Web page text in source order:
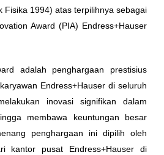
Fisika 1994) atas terpilihnya sebagai
Award (PIA) Endress+Hauser
adalah penghargaan prestisius
Endress+Hauser di seluruh
inovasi signifikan dalam
membawa keuntungan besar
penghargaan ini dipilih oleh
kantor pusat Endress+Hauser di